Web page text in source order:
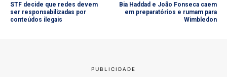
STF decide que redes devem
ser responsabilizadas por
conteúdos ilegais
Bia Haddad e João Fonseca caem
em preparatórios e rumam para
Wimbledon